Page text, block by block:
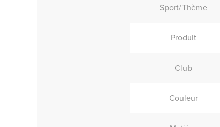
Sport/Thème
Produit
Club
Couleur